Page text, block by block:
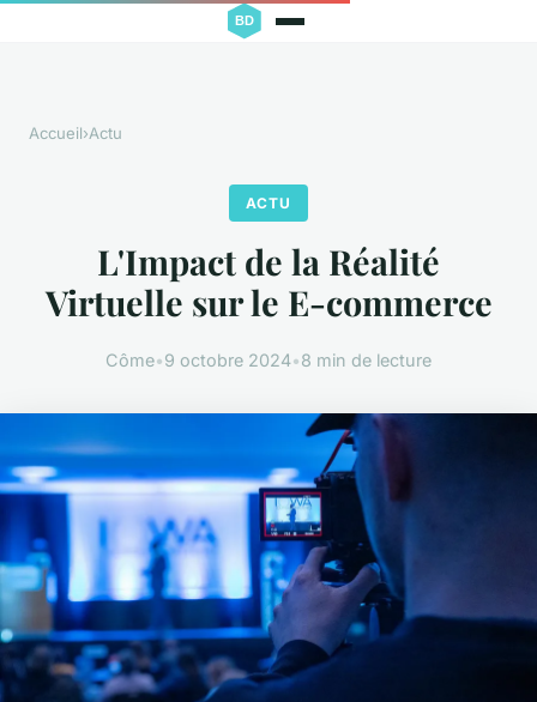
Accueil›Actu
ACTU
L'Impact de la Réalité
Virtuelle sur le E-commerce
Côme•9 octobre 2024•8 min de lecture